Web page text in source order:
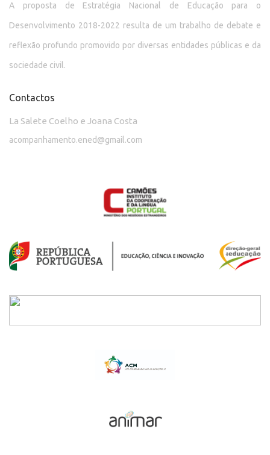
A proposta de Estratégia Nacional de Educação para o
Desenvolvimento 2018-2022 resulta de um trabalho de debate e
reflexão profundo promovido por diversas entidades públicas e da
sociedade civil.
Contactos
La Salete Coelho e Joana Costa
acompanhamento.ened@gmail.com